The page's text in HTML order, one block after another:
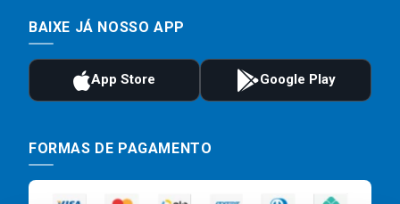
BAIXE JÁ NOSSO APP
FORMAS DE PAGAMENTO